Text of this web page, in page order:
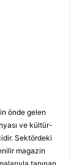
önde gelen
ve kültür-
Sektördeki
magazin